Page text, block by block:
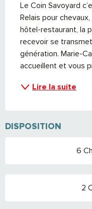
Le Coin Savoyard
Relais pour
hôtel-restaurant, la
recevoir se
génération. Marie-
accueillent et vous
Lire la suite
DISPOSITION
6
2